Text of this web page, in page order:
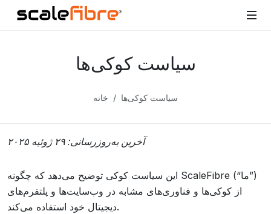
سیاست کوکی‌ها
خانه سیاست کوکی‌ها
آخرین به‌روزرسانی: ۲۹ ژوئیه ۲۰۲۵
این سیاست کوکی توضیح می‌دهد که چگونه ScaleFibre (“ما”)
از کوکی‌ها و فناوری‌های مشابه در وب‌سایت‌ها و پلتفرم‌های
دیجیتال خود استفاده می‌کند.